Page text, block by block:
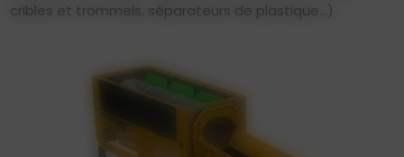
cribles et trommels, séparateurs de plastique...)